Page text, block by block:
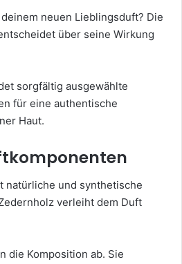
neuen Lieblingsduft? Die
über seine Wirkung
sorgfältig ausgewählte
für eine authentische
Haut.
natürliche und synthetische
verleiht dem Duft
die Komposition ab. Sie